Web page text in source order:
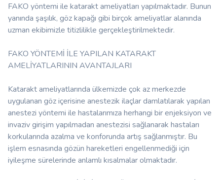
FAKO yöntemi ile katarakt ameliyatları yapılmaktadır. Bunun
yanında şaşılık, göz kapağı gibi birçok ameliyatlar alanında
uzman ekibimizle titizlilikle gerçekleştirilmektedir.
FAKO YÖNTEMİ İLE YAPILAN KATARAKT
AMELİYATLARININ AVANTAJLARI
Katarakt ameliyatlarında ülkemizde çok az merkezde
uygulanan göz içerisine anestezik ilaçlar damlatılarak yapılan
anestezi yöntemi ile hastalarımıza herhangi bir enjeksiyon ve
invaziv girişim yapılmadan anestezisi sağlanarak hastaları
korkularında azalma ve konforunda artış sağlanmıştır. Bu
işlem esnasında gözün hareketleri engellenmediği için
iyileşme sürelerinde anlamlı kısalmalar olmaktadır.